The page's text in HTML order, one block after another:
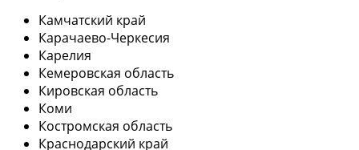
Камчатский край
Карачаево-Черкесия
Карелия
Кемеровская область
Кировская область
Коми
Костромская область
Краснодарский край